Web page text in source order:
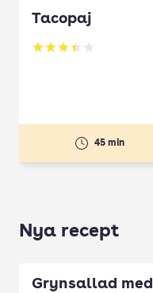
Tacopaj
Betyg: 3.43 av 5
45 min
Nya recept
Grynsallad med